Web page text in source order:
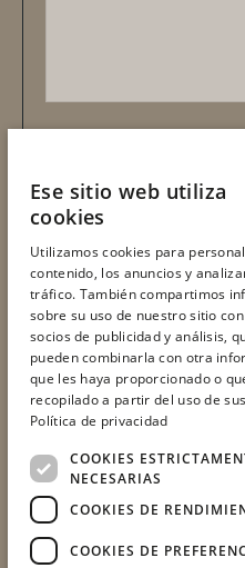
He leído y
*Campos obligatorios
Ese sitio web utiliza
cookies
Utilizamos cookies para
contenido, los anuncios y
tráfico. También compartimos
sobre su uso de nuestro sitio
socios de publicidad y análisis,
pueden combinarla con otra
que les haya proporcionado o
recopilado a partir del uso de
Política de privacidad
COOKIES
NECESARIAS
COOKIES DE
COOKIES DE